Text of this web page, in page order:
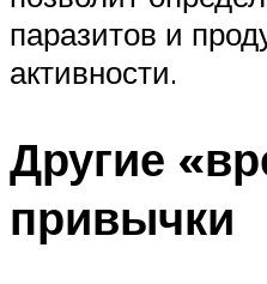
паразитов и
активности.
Другие
привычки